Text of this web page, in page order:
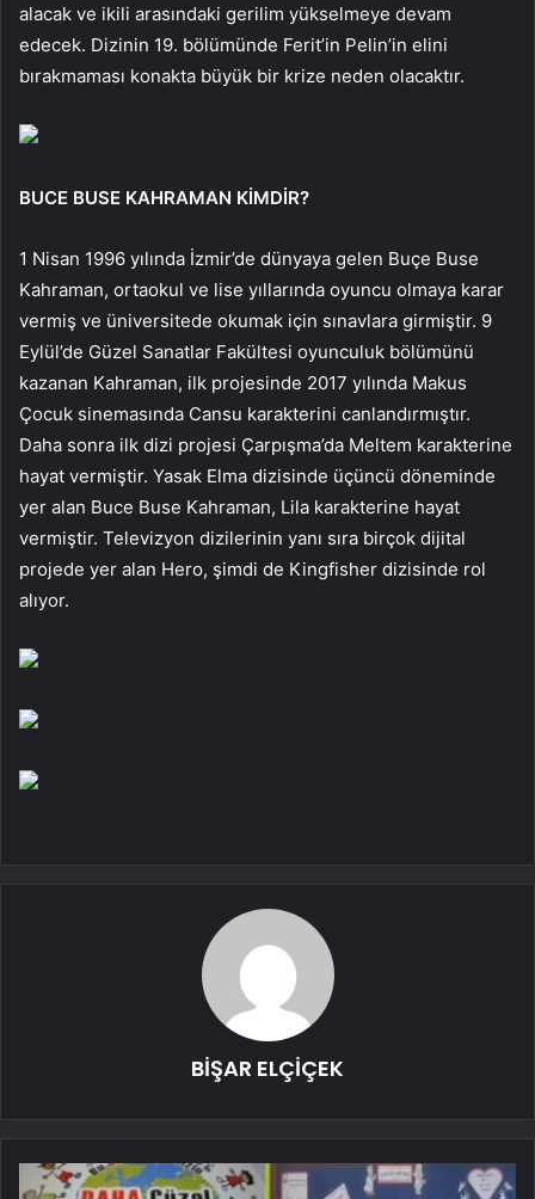
alacak ve ikili arasındaki gerilim yükselmeye devam
edecek. Dizinin 19. bölümünde Ferit’in Pelin’in elini
bırakmaması konakta büyük bir krize neden olacaktır.
BUCE BUSE KAHRAMAN KİMDİR?
1 Nisan 1996 yılında İzmir’de dünyaya gelen Buçe Buse
Kahraman, ortaokul ve lise yıllarında oyuncu olmaya karar
vermiş ve üniversitede okumak için sınavlara girmiştir. 9
Eylül’de Güzel Sanatlar Fakültesi oyunculuk bölümünü
kazanan Kahraman, ilk projesinde 2017 yılında Makus
Çocuk sinemasında Cansu karakterini canlandırmıştır.
Daha sonra ilk dizi projesi Çarpışma’da Meltem karakterine
hayat vermiştir. Yasak Elma dizisinde üçüncü döneminde
yer alan Buce Buse Kahraman, Lila karakterine hayat
vermiştir. Televizyon dizilerinin yanı sıra birçok dijital
projede yer alan Hero, şimdi de Kingfisher dizisinde rol
alıyor.
BİŞAR ELÇİÇEK